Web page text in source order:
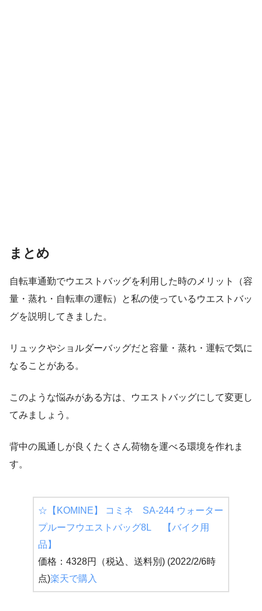
まとめ
自転車通勤でウエストバッグを利用した時のメリット（容
量・蒸れ・自転車の運転）と私の使っているウエストバッ
グを説明してきました。
リュックやショルダーバッグだと容量・蒸れ・運転で気に
なることがある。
このような悩みがある方は、ウエストバッグにして変更し
てみましょう。
背中の風通しが良くたくさん荷物を運べる環境を作れま
す。
☆【KOMINE】 コミネ SA-244 ウォーター
プルーフウエストバッグ8L 【バイク用
品】
価格：4328円（税込、送料別) (2022/2/6時
点)楽天で購入